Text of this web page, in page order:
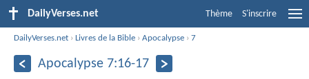
DailyVerses.net Thème S'inscrire
DailyVerses.net ›Livres de la Bible ›Apocalypse ›7
Apocalypse 7:16-17